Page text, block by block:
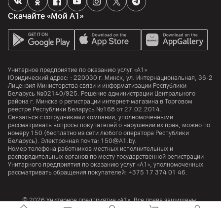
Скачайте «Мой А1»
Унитарное предприятие по оказанию услуг «А1»
Юридический адрес: : 220030 г. Минск, ул. Интернациональная, 36-2
Лицензия Министерства связи и информатизации Республики
Беларусь №02140/925. Решение администрации Центрального
района г. Минска о регистрации интернет-магазина в Торговом
реестре Республики Беларусь №168 от 27.02.2014.
Связаться с сотрудниками компании, уполномоченными
рассматривать вопросы покупателей о нарушении их прав, можно по
номеру 150 (бесплатно из сети любого оператора Республики
Беларусь). Электронная почта: 150@A1.by.
Номер телефона работников местных исполнительных и
распорядительных органов по месту государственной регистрации
Унитарного предприятия по оказанию услуг «А1», уполномоченных
рассматривать обращения покупателей: +375 17 374 01 46.
© 2026 Унитарное предприятие «А1». Все права защищены.